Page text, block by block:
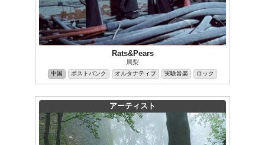
Rats&Pears
属梨
中国 ポストパンク オルタナティブ 実験音楽 ロック
アーティスト